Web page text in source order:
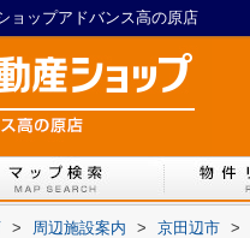
ョップアドバンス高の原店
> 周辺施設案内 > 京田辺市 >